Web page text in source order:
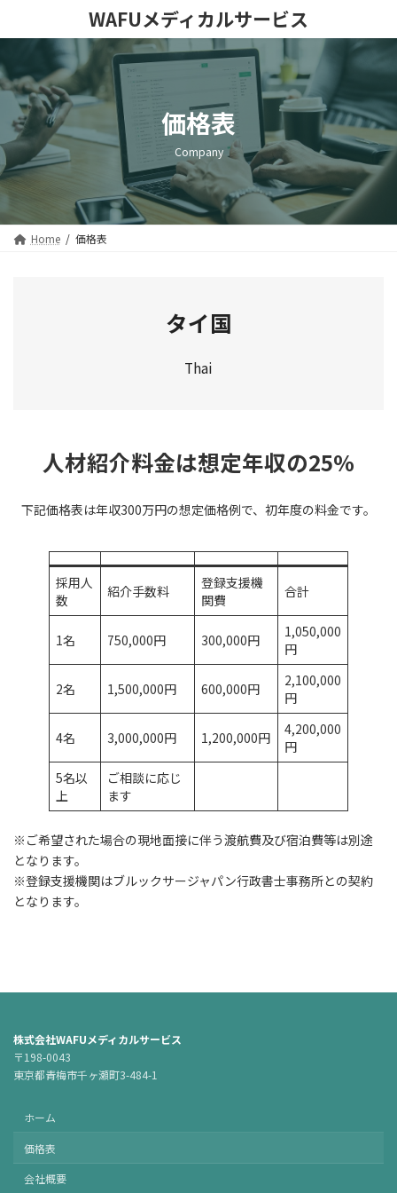
テ
ン
ツ
へ
ッ
プ
ゲ
ー
シ
ョ
移
動
WAFUメディカルサービス
価格表
Company
Home 価格表
タイ国
Thai
人材紹介料金は想定年収の25%
下記価格表は年収300万円の想定価格例で、初年度の料金です。
採用人
数
紹介手数料
登録支援機
関費
合計
1名 750,000円 300,000円
1,050,000
円
2名 1,500,000円 600,000円
2,100,000
円
4名 3,000,000円 1,200,000円
4,200,000
円
5名以
上
ご相談に応じ
ます
※ご希望された場合の現地面接に伴う渡航費及び宿泊費等は別途
となります。
※登録支援機関はブルックサージャパン行政書士事務所との契約
となります。
株式会社WAFUメディカルサービス
〒198-0043
東京都青梅市千ヶ瀬町3-484-1
ホーム
価格表
会社概要